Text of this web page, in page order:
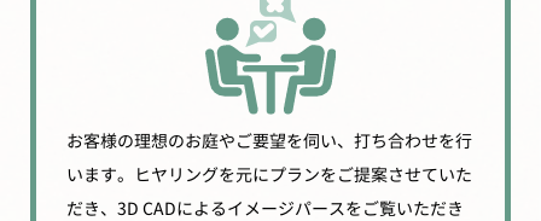
お客様の理想のお庭やご要望を伺い、打ち合わせを行
います。ヒヤリングを元にプランをご提案させていた
だき、3D CADによるイメージパースをご覧いただき